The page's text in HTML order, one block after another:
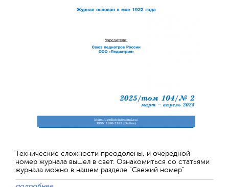
Технические сложности преодолены, и очередной
номер журнала вышел в свет. Ознакомиться со статьями
журнала можно в нашем разделе "Свежий номер"